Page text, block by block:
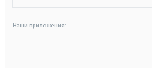
Наши приложения: